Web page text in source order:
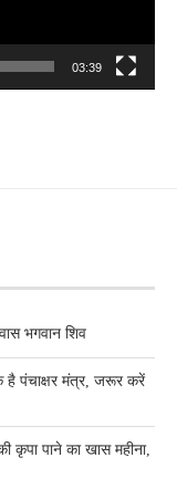
03:39
भगवान शिव
है पंचाक्षर मंत्र, जरूर करें
कृपा पाने का खास महीना,